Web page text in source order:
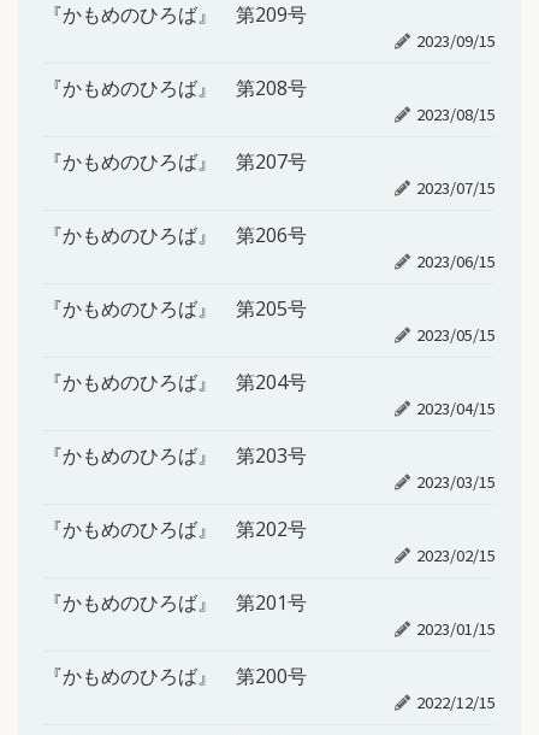
『かもめのひろば』 第209号
2023/09/15
『かもめのひろば』 第208号
2023/08/15
『かもめのひろば』 第207号
2023/07/15
『かもめのひろば』 第206号
2023/06/15
『かもめのひろば』 第205号
2023/05/15
『かもめのひろば』 第204号
2023/04/15
『かもめのひろば』 第203号
2023/03/15
『かもめのひろば』 第202号
2023/02/15
『かもめのひろば』 第201号
2023/01/15
『かもめのひろば』 第200号
2022/12/15